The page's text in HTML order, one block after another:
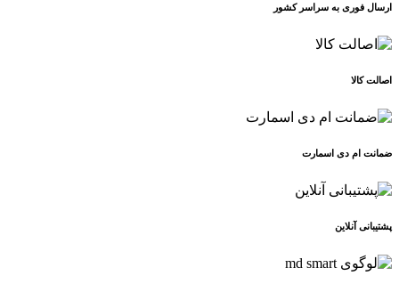
ارسال فوری به سراسر کشور
اصالت کالا
ضمانت ام دی اسمارت
پشتیبانی آنلاین